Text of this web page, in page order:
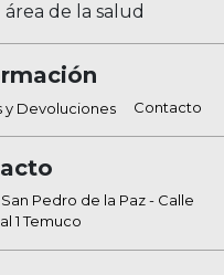
de la salud
y Devoluciones Contacto
Pedro de la Paz - Calle
1 Temuco